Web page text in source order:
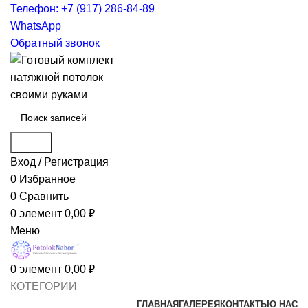
Телефон: +7 (917) 286-84-89
WhatsApp
Обратный звонок
Вход / Регистрация
0 Избранное
0 Сравнить
0 элемент 0,00 ₽
Меню
0 элемент 0,00 ₽
КОТЕГОРИИ
ГЛАВНАЯГАЛЕРЕЯКОНТАКТЫО НАС